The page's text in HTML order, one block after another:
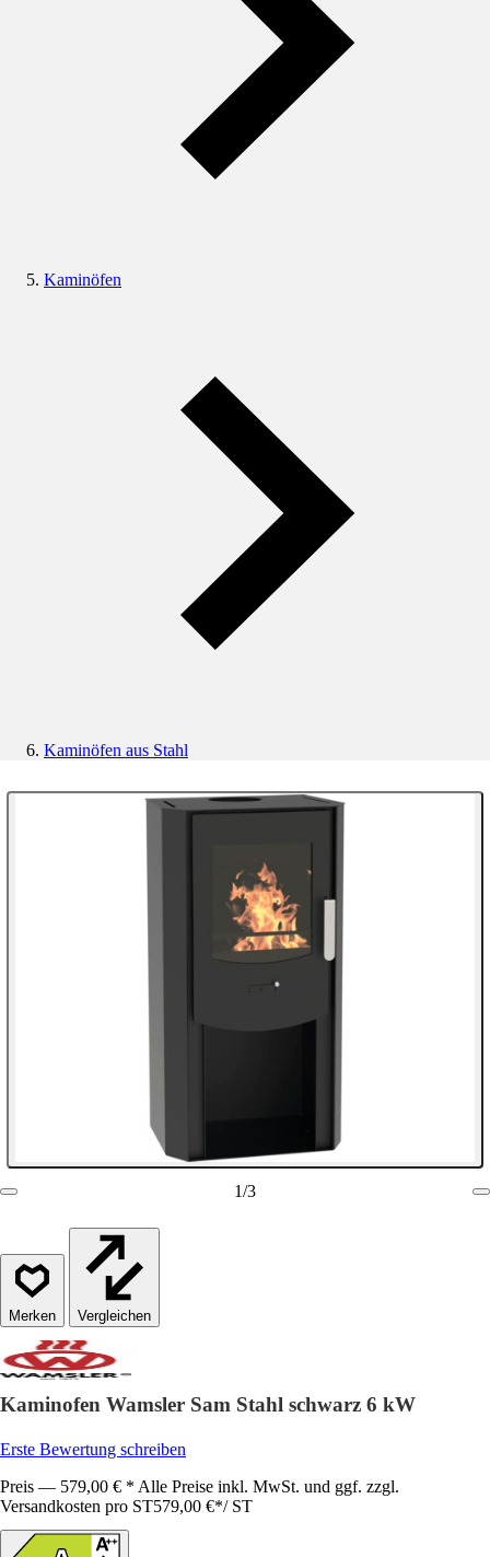
Kaminöfen
Kaminöfen aus Stahl
1/3
Vergleichen
Kaminofen Wamsler Sam Stahl schwarz 6 kW
Erste Bewertung schreiben
Preis — 579,00 € * Alle Preise inkl. MwSt. und ggf. zzgl.
Versandkosten pro ST579,00 €*/ ST